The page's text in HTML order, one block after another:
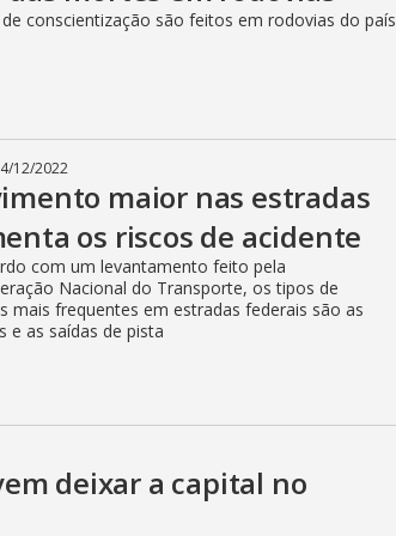
conscientização são feitos em rodovias do país
12/2022
maior nas estradas
os riscos de acidente
com um levantamento feito pela
Nacional do Transporte, os tipos de
mais frequentes em estradas federais são as
e as saídas de pista
deixar a capital no